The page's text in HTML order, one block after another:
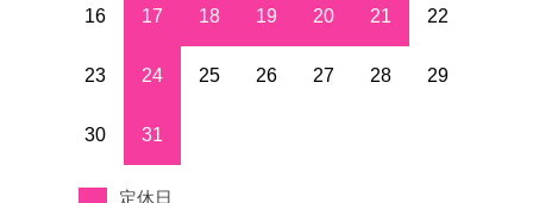
16 17 18 19 20 21 22
23 24 25 26 27 28 29
30 31
定休日